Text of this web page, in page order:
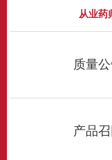
从业药
质量
产品召